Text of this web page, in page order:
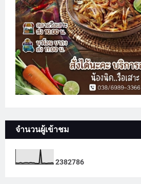
จำนวนผู้เข้าชม
2382786